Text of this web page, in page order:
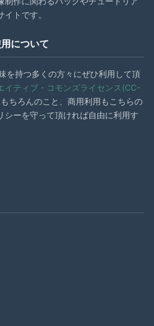
トです。
について
を持つ多くの方々にぜひ利用して頂
イティブ・コモンズライセンス(CC-
ちろんのこと、商用利用もこちらの
シーを守って頂ければ自由に利用す